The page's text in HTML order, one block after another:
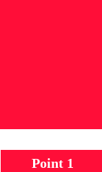
Point 1